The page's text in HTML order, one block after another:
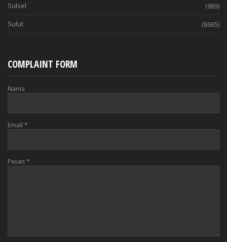
Sulsel (989)
Sulut (8665)
COMPLAINT FORM
Nama
Email *
Pesan *